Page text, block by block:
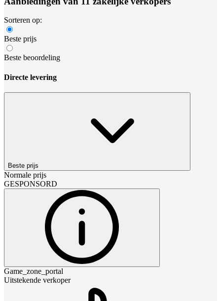
Sorteren op:
Beste prijs
Beste beoordeling
Directe levering
Beste prijs
Normale prijs
GESPONSORD
Game_zone_portal
Uitstekende verkoper